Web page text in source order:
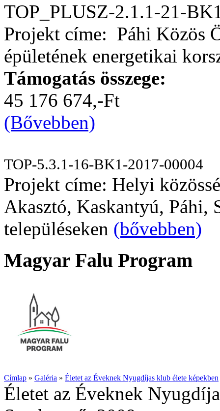
TOP_PLUSZ-2.1.1-21-
Projekt címe: Páhi Közös
épületének energetikai
Támogatás összege:
45 176 674,-Ft
(Bővebben)
TOP-5.3.1-16-BK1-2017-00004
Projekt címe: Helyi
Akasztó, Kaskantyú, Páhi,
településeken (bővebben)
Magyar Falu Program
Címlap » Galéria » Életet az Éveknek Nyugdíjas klub élete képekben
Életet az Éveknek